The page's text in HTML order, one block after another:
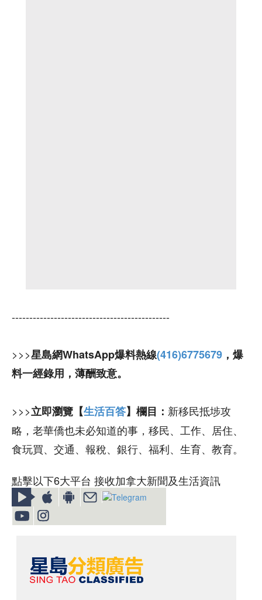
---------------------------------------------
>>>星島網WhatsApp爆料熱線(416)6775679 ，爆
料一經錄用，薄酬致意。
>>>立即瀏覽【生活百答】欄目： 新移民抵埗攻
略，老華僑也未必知道的事，移民、工作、居住、
食玩買、交通、報稅、銀行、福利、生育、教育。
點擊以下6大平台 接收加拿大新聞及生活資訊